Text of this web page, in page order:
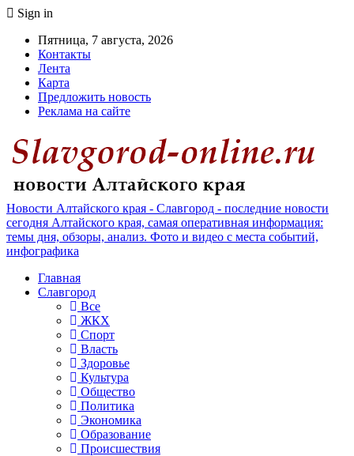
Sign in
Пятница, 7 августа, 2026
Контакты
Лента
Карта
Предложить новость
Реклама на сайте
Новости Алтайского края - Славгород - последние новости
сегодня Алтайского края, самая оперативная информация:
темы дня, обзоры, анализ. Фото и видео с места событий,
инфографика
Главная
Славгород
Все
ЖКХ
Спорт
Власть
Здоровье
Культура
Общество
Политика
Экономика
Образование
Происшествия